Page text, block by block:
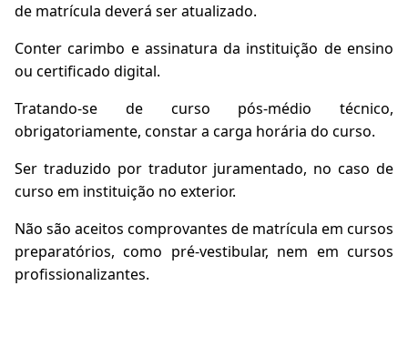
de matrícula deverá ser atualizado.
Conter carimbo e assinatura da instituição de ensino
ou certificado digital.
Tratando-se de curso pós-médio técnico,
obrigatoriamente, constar a carga horária do curso.
Ser traduzido por tradutor juramentado, no caso de
curso em instituição no exterior.
Não são aceitos comprovantes de matrícula em cursos
preparatórios, como pré-vestibular, nem em cursos
profissionalizantes.